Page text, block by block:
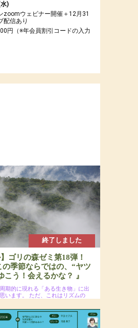
水)
zoomウェビナー開催＋12月31
配信あり
円（※年会員割引コードの入力
終了しました
ゴリの森ゼミ第18弾！
の季節ならではの、“ヤツ
こう！会えるかな？ 』
期的に現れる「ある生き物」に出
います。
ただ、これはリズムの
らず。
日)